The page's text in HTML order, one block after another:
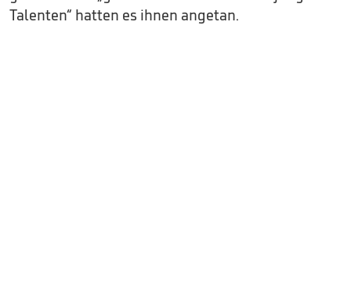
Talenten“ hatten es ihnen angetan.